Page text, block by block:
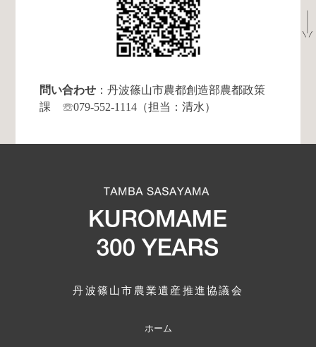
問い合わせ：丹波篠山市農都創造部農都政策
課 ☏079-552-1114（担当：清水）
丹波篠山市農業遺産推進協議会
ホーム